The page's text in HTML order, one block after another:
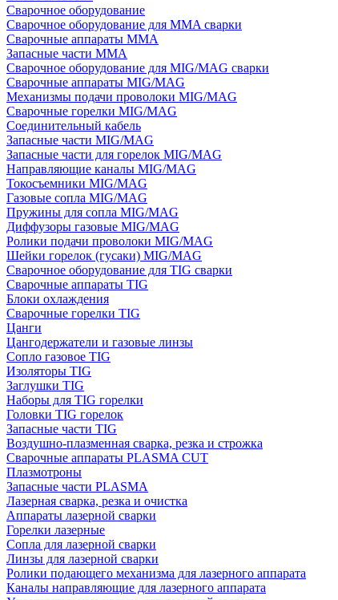
Сварочное оборудование
Сварочное оборудование для MMA сварки
Сварочные аппараты MMA
Запасные части MMA
Сварочное оборудование для MIG/MAG сварки
Сварочные аппараты MIG/MAG
Механизмы подачи проволоки MIG/MAG
Сварочные горелки MIG/MAG
Соединительный кабель
Запасные части MIG/MAG
Запасные части для горелок MIG/MAG
Направляющие каналы MIG/MAG
Токосъемники MIG/MAG
Газовые сопла MIG/MAG
Пружины для сопла MIG/MAG
Диффузоры газовые MIG/MAG
Ролики подачи проволоки MIG/MAG
Шейки горелок (гусаки) MIG/MAG
Сварочное оборудование для TIG сварки
Сварочные аппараты TIG
Блоки охлаждения
Сварочные горелки TIG
Цанги
Цангодержатели и газовые линзы
Сопло газовое TIG
Изоляторы TIG
Заглушки TIG
Наборы для TIG горелки
Головки TIG горелок
Запасные части TIG
Воздушно-плазменная сварка, резка и строжка
Сварочные аппараты PLASMA CUT
Плазмотроны
Запасные части PLASMA
Лазерная сварка, резка и очистка
Аппараты лазерной сварки
Горелки лазерные
Сопла для лазерной сварки
Линзы для лазерной сварки
Ролики подающего механизма для лазерного аппарата
Каналы направляющие для лазерного аппарата